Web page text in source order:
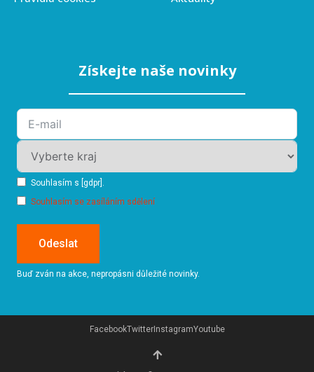
Získejte naše novinky
Souhlasím s [gdpr].
Souhlasím se zasíláním sdělení
Odeslat
Buď zván na akce, nepropásni důležité novinky.
FacebookTwitterInstagramYoutube